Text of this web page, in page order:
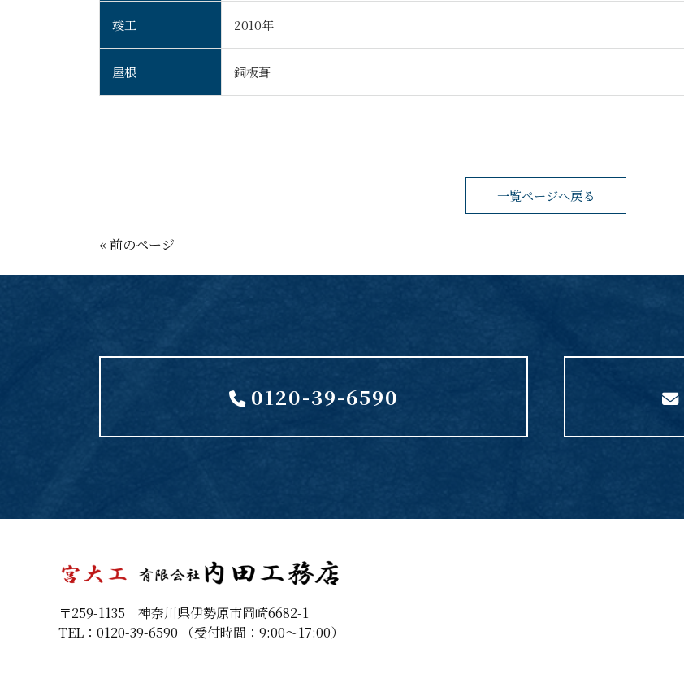
竣工 2010年
屋根 銅板葺
一覧ページへ戻る
« 前のページ
0120-39-6590
〒259-1135 神奈川県伊勢原市岡崎6682-1
TEL：0120-39-6590 （受付時間：9:00～17:00）